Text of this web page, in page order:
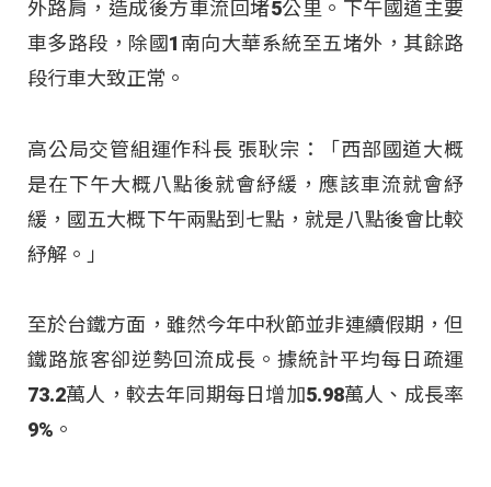
外路肩，造成後方車流回堵5公里。下午國道主要
車多路段，除國1南向大華系統至五堵外，其餘路
段行車大致正常。
高公局交管組運作科長 張耿宗：「西部國道大概
是在下午大概八點後就會紓緩，應該車流就會紓
緩，國五大概下午兩點到七點，就是八點後會比較
紓解。」
至於台鐵方面，雖然今年中秋節並非連續假期，但
鐵路旅客卻逆勢回流成長。據統計平均每日疏運
73.2萬人，較去年同期每日增加5.98萬人、成長率
9%。